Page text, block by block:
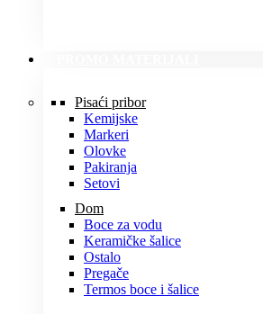
Pisaći pribor
Kemijske
Markeri
Olovke
Pakiranja
Setovi
Dom
Boce za vodu
Keramičke šalice
Ostalo
Pregače
Termos boce i šalice